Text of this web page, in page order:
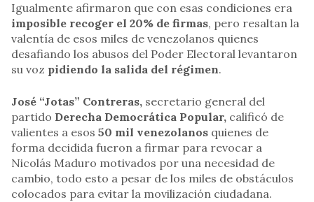
Igualmente afirmaron que con esas condiciones era
imposible recoger el 20% de firmas, pero resaltan la
valentía de esos miles de venezolanos quienes
desafiando los abusos del Poder Electoral levantaron
su voz pidiendo la salida del régimen.
José “Jotas” Contreras, secretario general del
partido Derecha Democrática Popular, calificó de
valientes a esos 50 mil venezolanos quienes de
forma decidida fueron a firmar para revocar a
Nicolás Maduro motivados por una necesidad de
cambio, todo esto a pesar de los miles de obstáculos
colocados para evitar la movilización ciudadana.